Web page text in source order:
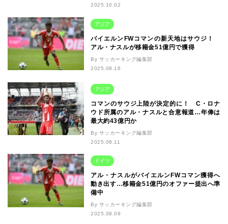
2025.10.02
アジア
バイエルンFWコマンの新天地はサウジ！
アル・ナスルが移籍金51億円で獲得
By サッカーキング編集部
2025.08.16
アジア
コマンのサウジ上陸が決定的に！ C・ロナ
ウド所属のアル・ナスルと合意報道…年俸は
最大約43億円か
By サッカーキング編集部
2025.08.11
ドイツ
アル・ナスルがバイエルンFWコマン獲得へ
動き出す…移籍金51億円のオファー提出へ準
備中
By サッカーキング編集部
2025.08.09